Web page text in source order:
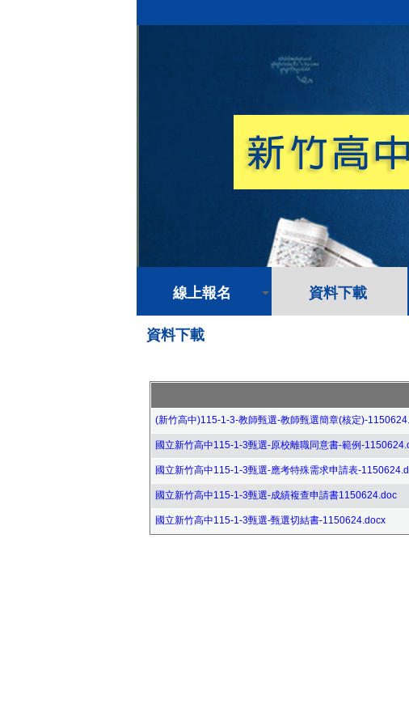
線上報名 資料下載
資料下載
(新竹高中)115-1-3-教師甄選-教師甄選簡章(核定)-
國立新竹高中115-1-3甄選-原校離職同意書-範例-
國立新竹高中115-1-3甄選-應考特殊需求申請表-
國立新竹高中115-1-3甄選-成績複查申請書1150624.doc
國立新竹高中115-1-3甄選-甄選切結書-1150624.docx